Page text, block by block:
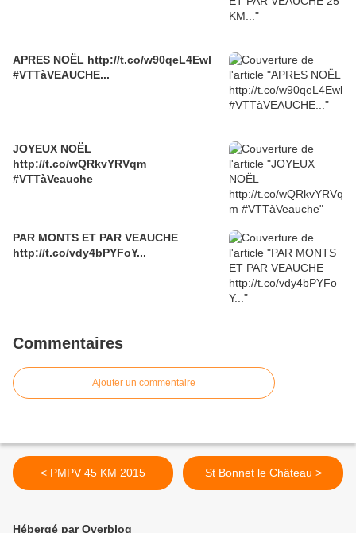
APRES NOËL http://t.co/w90qeL4Ewl
#VTTàVEAUCHE...
JOYEUX NOËL
http://t.co/wQRkvYRVqm
#VTTàVeauche
PAR MONTS ET PAR VEAUCHE
http://t.co/vdy4bPYFoY...
Commentaires
Ajouter un commentaire
< PMPV 45 KM 2015 St Bonnet le Château >
Hébergé par Overblog